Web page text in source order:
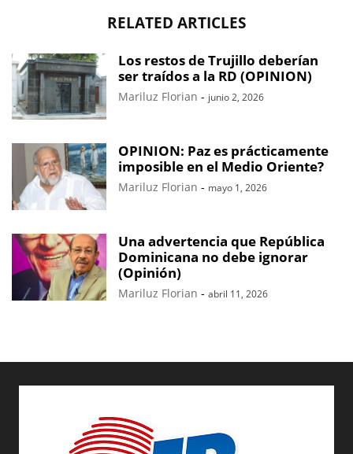
RELATED ARTICLES
Los restos de Trujillo deberían
ser traídos a la RD (OPINION)
Mariluz Florian - junio 2, 2026
OPINION: Paz es prácticamente
imposible en el Medio Oriente?
Mariluz Florian - mayo 1, 2026
Una advertencia que República
Dominicana no debe ignorar
(Opinión)
Mariluz Florian - abril 11, 2026